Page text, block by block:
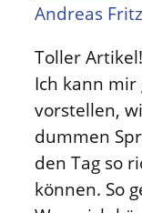
Andreas Fritz
Toller Artikel!
Ich kann
vorstellen,
dummen
den Tag so
können. So